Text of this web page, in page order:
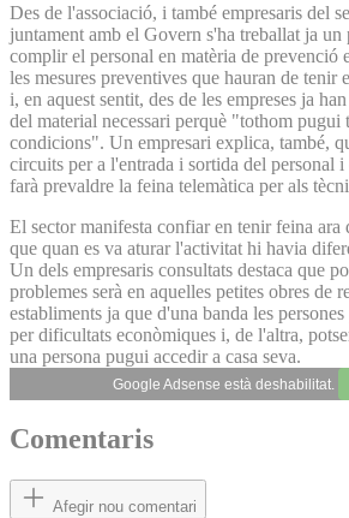
Des de l'associació, i també empresaris del
juntament amb el Govern s'ha treballat ja un
complir el personal en matèria de prevenció
les mesures preventives que hauran de tenir
i, en aquest sentit, des de les empreses ja
del material necessari perquè "tothom pugui
condicions". Un empresari explica, també,
circuits per a l'entrada i sortida del personal i
farà prevaldre la feina telemàtica per als
El sector manifesta confiar en tenir feina ara
que quan es va aturar l'activitat hi havia
Un dels empresaris consultats destaca que
problemes serà en aquelles petites obres de
establiments ja que d'una banda les
per dificultats econòmiques i, de l'altra,
una persona pugui accedir a casa seva.
Google Adsense està deshabilitat.
Comentaris
Afegir nou comentari